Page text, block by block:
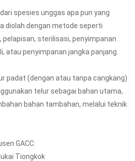
spesies unggas apa pun yang
diolah dengan metode seperti
pelapisan, sterilisasi, penyimpanan
atau penyimpanan jangka panjang.
padat (dengan atau tanpa cangkang)
telur sebagai bahan utama,
bahan tambahan, melalui teknik
GACC:
Tiongkok